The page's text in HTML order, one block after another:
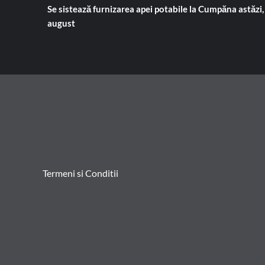
Se sistează furnizarea apei potabile la Cumpăna
august
Termeni si Conditii